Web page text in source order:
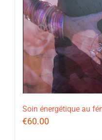
Soin énergétique au
€60.00